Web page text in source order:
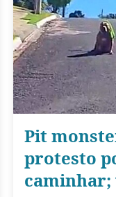
Pit
protesto